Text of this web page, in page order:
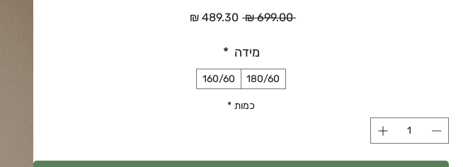
‏699.00 ‏₪
מחיר
מחיר
מידה *
180/60
160/60
כמות *